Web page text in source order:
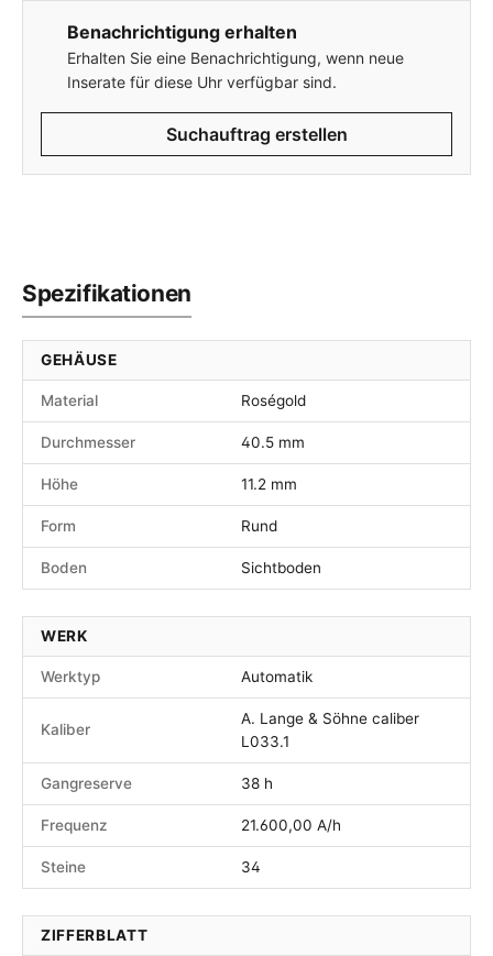
Benachrichtigung erhalten
Erhalten Sie eine Benachrichtigung, wenn neue
Inserate für diese Uhr verfügbar sind.
Suchauftrag erstellen
Spezifikationen
GEHÄUSE
Material Roségold
Durchmesser 40.5 mm
Höhe 11.2 mm
Form Rund
Boden Sichtboden
WERK
Werktyp Automatik
Kaliber
A. Lange & Söhne caliber
L033.1
Gangreserve 38 h
Frequenz 21.600,00 A/h
Steine 34
ZIFFERBLATT